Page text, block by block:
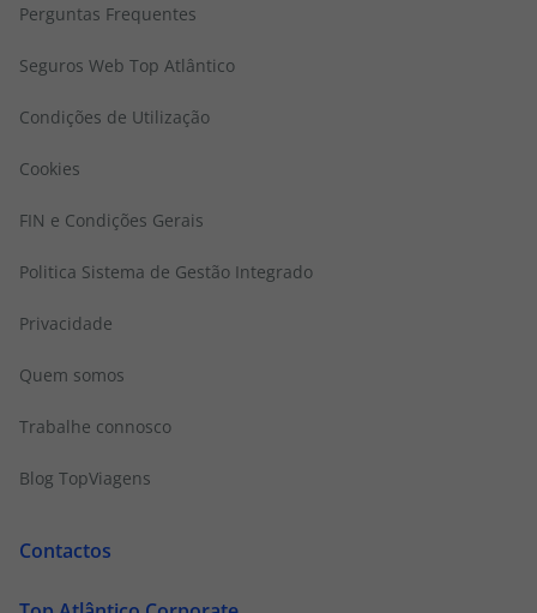
Perguntas Frequentes
Seguros Web Top Atlântico
Condições de Utilização
Cookies
FIN e Condições Gerais
Politica Sistema de Gestão Integrado
Privacidade
Quem somos
Trabalhe connosco
Blog TopViagens
Contactos